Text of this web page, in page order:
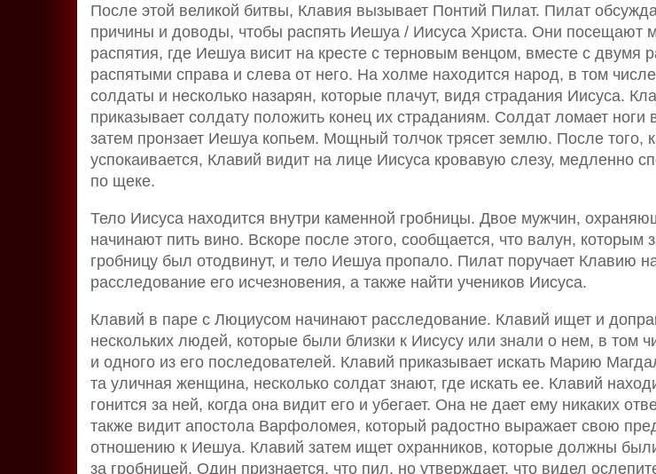
После этой великой битвы, Клавия вызывает Понтий Пилат. Пилат
причины и доводы, чтобы распять Иешуа / Иисуса Христа. Они посещают
распятия, где Иешуа висит на кресте с терновым венцом, вместе с двумя
распятыми справа и слева от него. На холме находится народ, в том
солдаты и несколько назарян, которые плачут, видя страдания Иисуса.
приказывает солдату положить конец их страданиям. Солдат ломает ноги
затем пронзает Иешуа копьем. Мощный толчок трясет землю. После того,
успокаивается, Клавий видит на лице Иисуса кровавую слезу, медленно
по щеке.
Тело Иисуса находится внутри каменной гробницы. Двое мужчин,
начинают пить вино. Вскоре после этого, сообщается, что валун, которым
гробницу был отодвинут, и тело Иешуа пропало. Пилат поручает Клавию
расследование его исчезновения, а также найти учеников Иисуса.
Клавий в паре с Люциусом начинают расследование. Клавий ищет и
нескольких людей, которые были близки к Иисусу или знали о нем, в том
и одного из его последователей. Клавий приказывает искать Марию
та уличная женщина, несколько солдат знают, где искать ее. Клавий
гонится за ней, когда она видит его и убегает. Она не дает ему никаких
также видит апостола Варфоломея, который радостно выражает свою
отношению к Иешуа. Клавий затем ищет охранников, которые должны
за гробницей. Один признается, что пил, но утверждает, что видел